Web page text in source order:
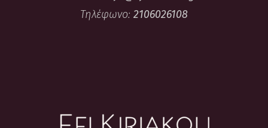
Τηλέφωνο: 2106026108